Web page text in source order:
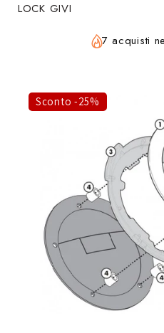
LOCK GIVI
7 acquisti
Sconto -25%